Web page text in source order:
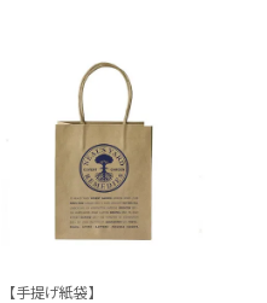
【手提げ紙袋】